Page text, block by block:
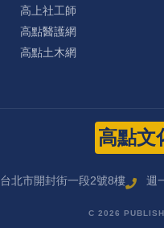
高上社工師
高點醫護網
高點土木網
高點文
台北市開封街一段2號8樓 週
C 2026